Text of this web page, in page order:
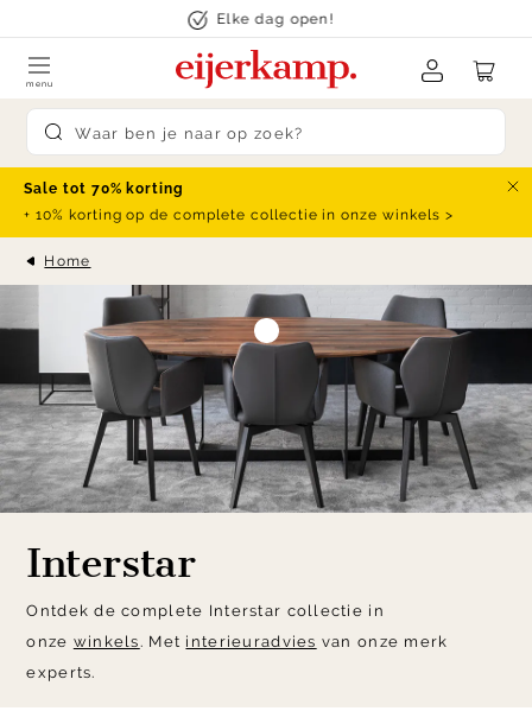
Elke dag open!
Submit search
menu
Sale tot 70% korting
+ 10% korting op de complete collectie in onze winkels >
Home
Interstar
Ontdek de complete Interstar collectie in
onze winkels . Met interieuradvies van onze merk
experts.